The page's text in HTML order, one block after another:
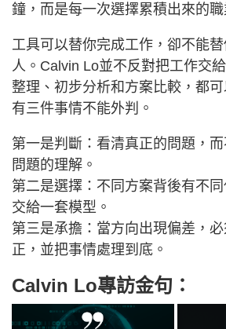
鐘，而是每一次選擇累積出來的職
工具可以替你完成工作，卻不能
人。Calvin Lo並不反對把工作交
整理、初步分析和方案比較，都
有三件事情不能外判。
第一是判斷：看清真正的問題，
問題的理解。
第二是選擇：不同方案背後有不
交給一套模型。
第三是承擔：當方向出現偏差，
正，並把事情處理到底。
Calvin Lo專訪金句：